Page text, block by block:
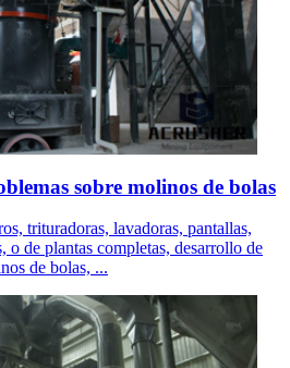
sobre molinos de bolas
trituradoras, lavadoras, pantallas,
o de plantas completas, desarrollo de
de bolas, ...